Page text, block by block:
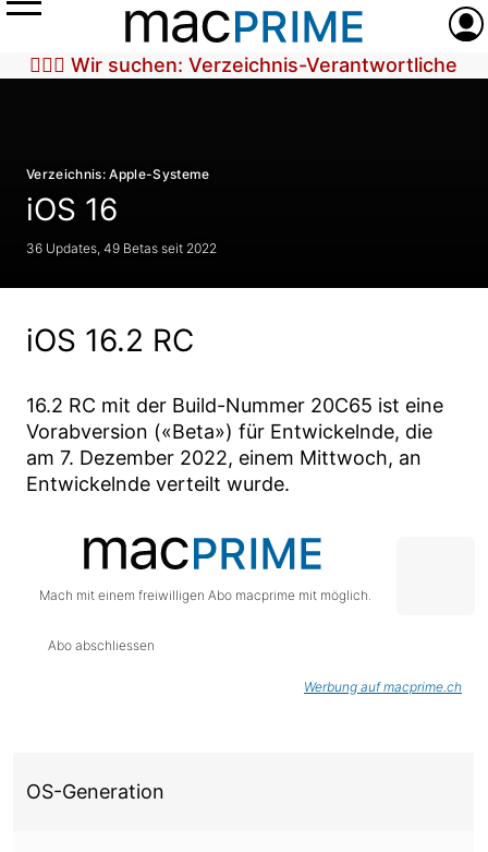
Menü
🕵🏼‍♀️ Wir suchen: Verzeichnis-Verantwortliche
Verzeichnis: Apple-Systeme
iOS 16
36 Updates, 49 Betas seit 2022
iOS 16.2 RC
16.2 RC mit der Build-Nummer 20C65 ist eine
Vorabversion («Beta») für Entwickelnde, die
am 7. Dezember 2022, einem Mittwoch, an
Entwickelnde verteilt wurde.
Mach mit einem freiwilligen Abo macprime mit möglich.
Abo abschliessen
Werbung auf macprime.ch
OS-Generation